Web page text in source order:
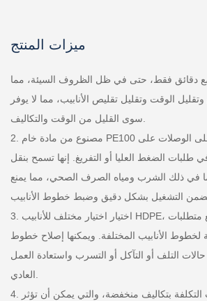
ميزات المنتج
دقائق فقط، حتى في ظل الظروف السيئة، مما
الوقت وتقليل تقليص الأنابيب، مما لا يوفر
سوى القليل من الوقت والتكاليف.
2. مصنوع من مادة خام PE100 عالية القوة، يحافظ على الوصلات على
طلبات الضغط العليا أو التفريغ. إنها تسمح بنقل
في ذلك الشرب ومياه الصرف الصحي، مما يمنع
3. اختيار اختيار مختلف للأنابيب HDPE، يمكن أن يتوافق مع متطلبات
لخطوط الأنابيب المختلفة. ويمكنها إصلاح خطوط
التلف أو التآكل أو التسرب واستعادة العمل
العادي.
4. المنتج فعال من حيث التكلفة بتكاليف منخفضة، والتي يمكن أن تؤثر